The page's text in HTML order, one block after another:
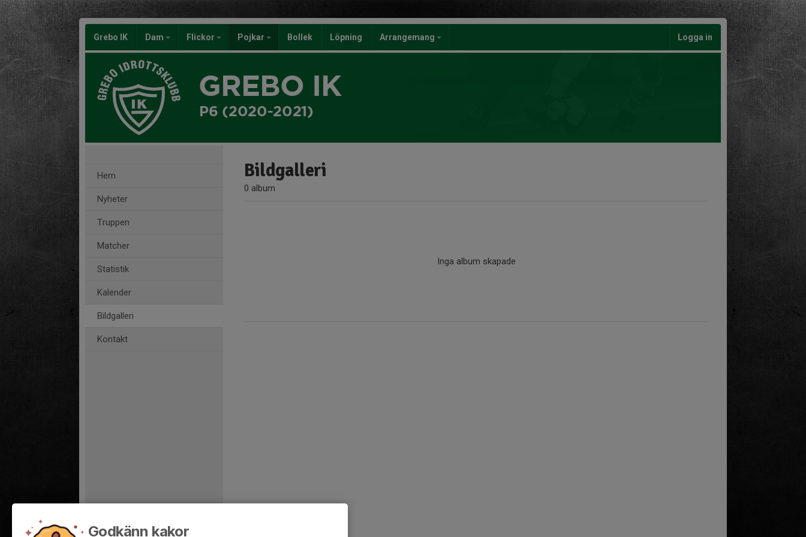
Grebo IK Dam Flickor Pojkar Bollek Löpning Arrangemang Logga in
GREBO IK
P6 (2020-2021)
Hem
Nyheter
Truppen
Matcher
Statistik
Kalender
Bildgalleri
Kontakt
Bildgalleri
0 album
Inga album skapade
Godkänn kakor